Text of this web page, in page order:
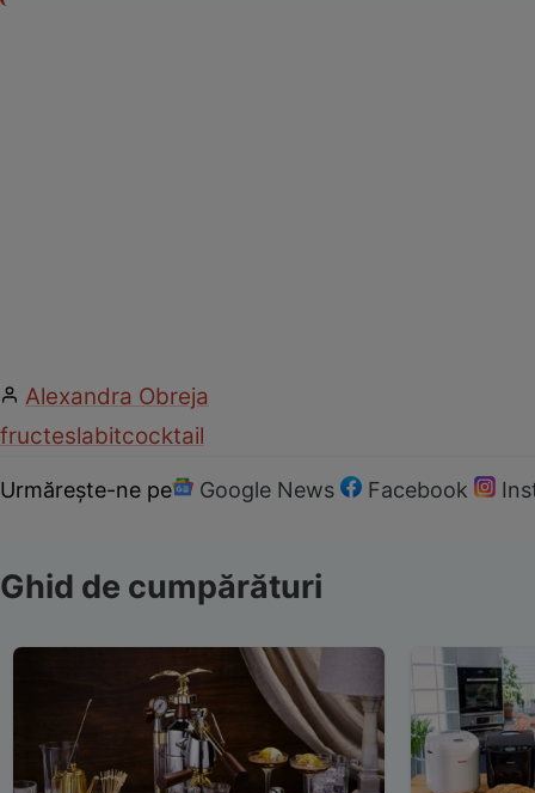
Alexandra Obreja
fructeslabitcocktail
Urmărește-ne pe Google News Facebook
Ghid de cumpărături